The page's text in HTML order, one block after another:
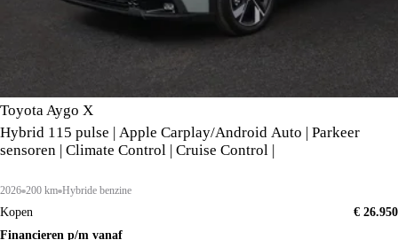
Toyota Aygo X
Hybrid 115 pulse | Apple Carplay/Android Auto | Parkeer
sensoren | Climate Control | Cruise Control |
2026 200 km Hybride benzine
Kopen
€ 26.950
Financieren p/m vanaf